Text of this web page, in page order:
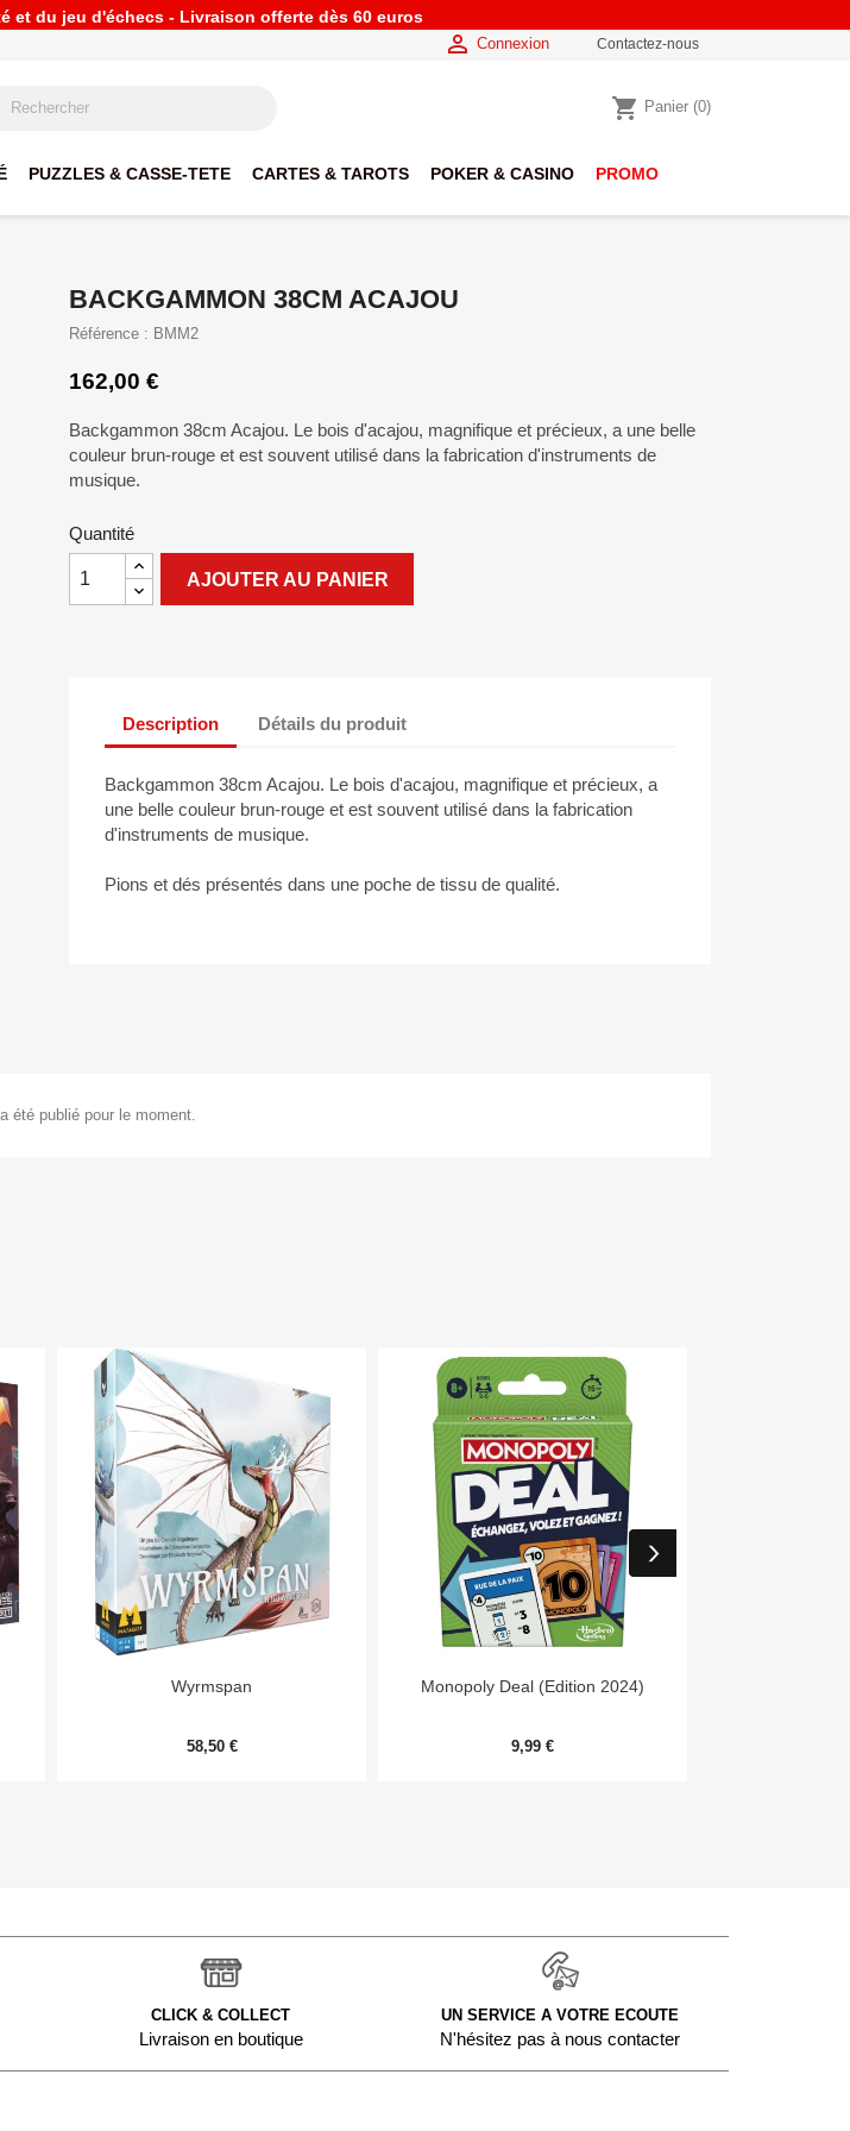
et du jeu d'échecs - Livraison offerte dès 60 euros
 Connexion Contactez-nous
shopping_cart Panier (0)
PUZZLES & CASSE-TETE CARTES & TAROTS POKER & CASINO PROMO
BACKGAMMON 38CM ACAJOU
Référence : BMM2
162,00 €
Backgammon 38cm Acajou. Le bois d'acajou, magnifique et précieux, a une belle
couleur brun-rouge et est souvent utilisé dans la fabrication d'instruments de
musique.
Quantité
AJOUTER AU PANIER
Description Détails du produit
Backgammon 38cm Acajou. Le bois d'acajou, magnifique et précieux, a
une belle couleur brun-rouge et est souvent utilisé dans la fabrication
d'instruments de musique.
Pions et dés présentés dans une poche de tissu de qualité.
été publié pour le moment.
Aperçu rapide
Wyrmspan
58,50 €
Aperçu rapide
Monopoly Deal (Edition 2024)
9,99 €
CLICK & COLLECT
Livraison en boutique
UN SERVICE A VOTRE ECOUTE
N'hésitez pas à nous contacter